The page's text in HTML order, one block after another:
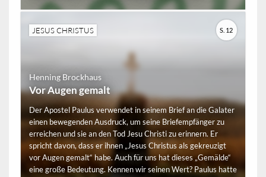
JESUS CHRISTUS
Henning Brockhaus
Vor Augen gemalt
Der Apostel Paulus verwendet in seinem Brief an die Galater
einen bewegenden Ausdruck, um seine Briefempfänger zu
erreichen und sie an den Tod Jesu Christi zu erinnern. Er
spricht davon, dass er ihnen „Jesus Christus als gekreuzigt
vor Augen gemalt“ habe. Auch für uns hat dieses „Gemälde“
eine große Bedeutung. Kennen wir seinen Wert? Paulus hatte
S. 12